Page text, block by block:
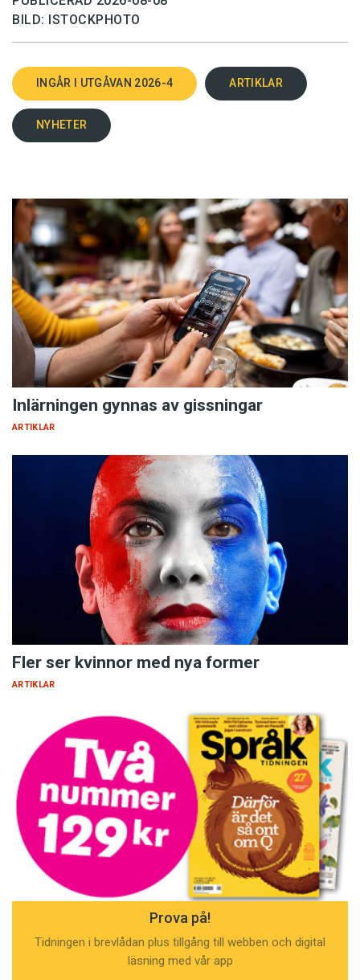
BILD: ISTOCKPHOTO
INGÅR I UTGÅVAN 2026-4 ARTIKLAR
NYHETER
Inlärningen gynnas av gissningar
ARTIKLAR
Fler ser kvinnor med nya former
ARTIKLAR
Prova på!
Tidningen i brevlådan plus tillgång till webben och digital
läsning med vår app